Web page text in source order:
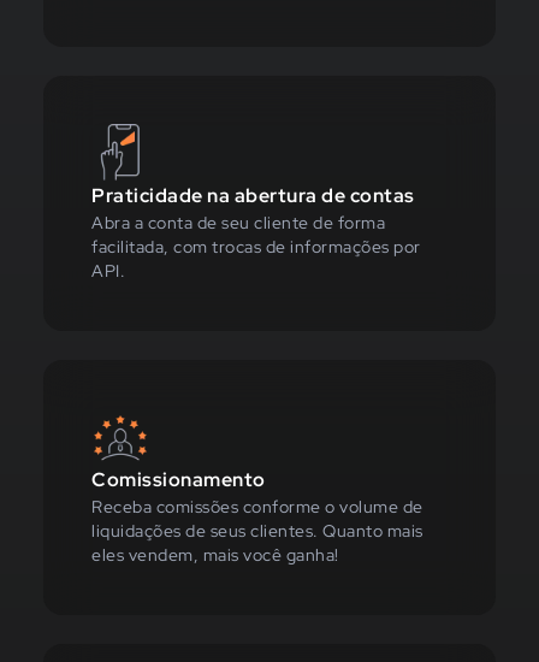
Praticidade na abertura de contas
Abra a conta de seu cliente de forma
facilitada, com trocas de informações por
API.
Comissionamento
Receba comissões conforme o volume de
liquidações de seus clientes. Quanto mais
eles vendem, mais você ganha!